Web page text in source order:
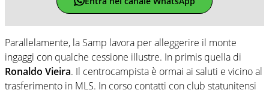
Parallelamente, la Samp lavora per alleggerire il monte
ingaggi con qualche cessione illustre. In primis quella di
Ronaldo Vieira. Il centrocampista è ormai ai saluti e vicino al
trasferimento in MLS. In corso contatti con club statunitensi